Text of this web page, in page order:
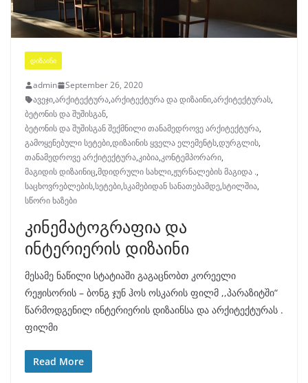
ᲓᲘᲖᲐᲘᲜᲘ
admin
September 26, 2020
ავეჯი,არქიტექტურა,არქიტექტურა და დიზაინი,არქიტექტურას,
ბეტონის და შუშისგან,
ბეტონის და შუშისგან შექმნილი თანამედროვე არქიტექტურა,
გამოყენებული სეტები,დიზაინის ყველა ელემენტს,დურგლის,
თანამედროვე არქიტექტურა,კიბია,კონტემპორარი,
მაგიდის დიზაინიც,მდიდრული სახლი,ჟურნალების მაგიდა .,
საცხოვრებლების,სეტები,სკამებიდან სანათებამდე,სტილშია,
სწორი ხაზები
კინემატოგრაფია და
ინტერიერის დიზაინი
მესამე ნაწილი სტატიაში გაგაცნობთ კორეელი
რეჟისორის – ბონგ ჯუნ ჰოს ოსკარის ფილმ ,,პარაზიტში“
წარმოდგენილ ინტერიერის დიზაინსა და არქიტექტურას .
ფილმი
Read More